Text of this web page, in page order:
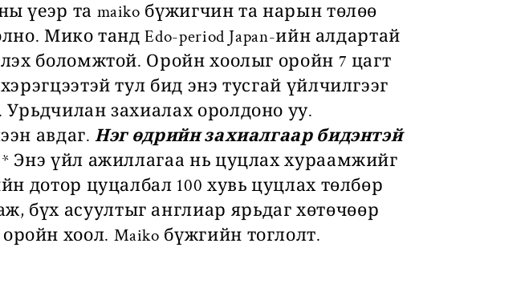
үеэр та maiko бүжигчин та нарын төлөө
Мико танд Edo-period Japan-ийн алдартай
боломжтой. Оройн хоолыг оройн 7 цагт
тул бид энэ тусгай үйлчилгээг
захиалах оролдоно уу.
авдаг.Нэг өдрийн захиалгаар бидэнтэй
* Энэ үйл ажиллагаа нь цуцлах хураамжийг
дотор цуцалбал 100 хувь цуцлах төлбөр
асуултыг англиар ярьдаг хөтөчөөр
хоол. Maiko бүжгийн тоглолт.